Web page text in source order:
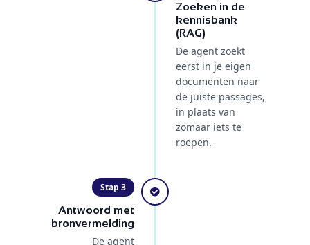
Zoeken in de
kennisbank
(RAG)
De agent zoekt
eerst in je eigen
documenten naar
de juiste passages,
in plaats van
zomaar iets te
roepen.
Stap 3
Antwoord met
bronvermelding
De agent